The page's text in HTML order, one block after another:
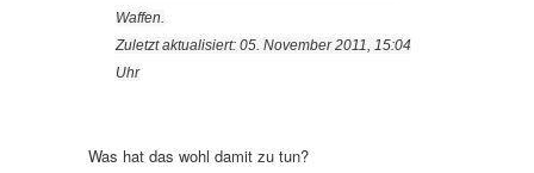
Waffen.
Zuletzt aktualisiert: 05. November 2011, 15:04
Uhr
Was hat das wohl damit zu tun?